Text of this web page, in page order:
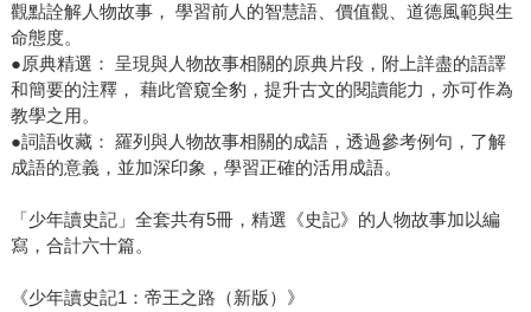
觀點詮解人物故事， 學習前人的智慧語、價值觀、道德風範與生
命態度。
●原典精選： 呈現與人物故事相關的原典片段，附上詳盡的語譯
和簡要的注釋， 藉此管窺全豹，提升古文的閱讀能力，亦可作為
教學之用。
●詞語收藏： 羅列與人物故事相關的成語，透過參考例句，了解
成語的意義，並加深印象，學習正確的活用成語。
「少年讀史記」全套共有5冊，精選《史記》的人物故事加以編
寫，合計六十篇。
《少年讀史記1：帝王之路（新版）》